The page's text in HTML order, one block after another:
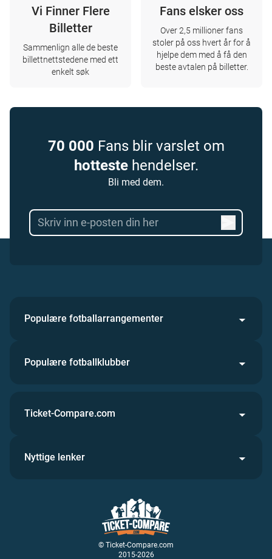
Vi Finner Flere
Billetter
Sammenlign alle de beste
billettnettstedene med ett
enkelt søk
Fans elsker oss
Over 2,5 millioner fans
stoler på oss hvert år for å
hjelpe dem med å få den
beste avtalen på billetter.
70 000 Fans blir varslet om
hottestehendelser.
Bli med dem.
Populære fotballarrangementer
Populære fotballklubber
© Ticket-Compare.com
2015-2026
Ticket-Compare.com
Nyttige lenker